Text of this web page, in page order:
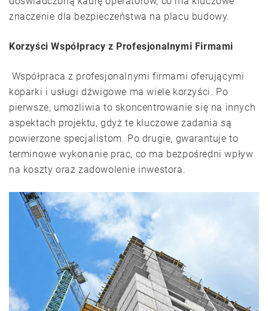
znaczenie dla bezpieczeństwa na placu budowy.
Korzyści Współpracy z Profesjonalnymi Firmami
Współpraca z profesjonalnymi firmami oferującymi
koparki i usługi dźwigowe ma wiele korzyści. Po
pierwsze, umożliwia to skoncentrowanie się na innych
aspektach projektu, gdyż te kluczowe zadania są
powierzone specjalistom. Po drugie, gwarantuje to
terminowe wykonanie prac, co ma bezpośredni wpływ
na koszty oraz zadowolenie inwestora.